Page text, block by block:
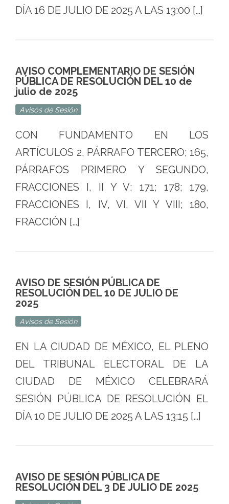
DÍA 16 DE JULIO DE 2025 A LAS 13:00 […]
AVISO COMPLEMENTARIO DE SESIÓN
PÚBLICA DE RESOLUCIÓN DEL 10 de
julio de 2025
Avisos de Sesión
CON FUNDAMENTO EN LOS
ARTÍCULOS 2, PÁRRAFO TERCERO; 165,
PÁRRAFOS PRIMERO Y SEGUNDO,
FRACCIONES I, II Y V; 171; 178; 179,
FRACCIONES I, IV, VI, VII Y VIII; 180,
FRACCIÓN […]
AVISO DE SESIÓN PÚBLICA DE
RESOLUCIÓN DEL 10 DE JULIO DE
2025
Avisos de Sesión
EN LA CIUDAD DE MÉXICO, EL PLENO
DEL TRIBUNAL ELECTORAL DE LA
CIUDAD DE MÉXICO CELEBRARÁ
SESIÓN PÚBLICA DE RESOLUCIÓN EL
DÍA 10 DE JULIO DE 2025 A LAS 13:15 […]
AVISO DE SESIÓN PÚBLICA DE
RESOLUCIÓN DEL 3 DE JULIO DE 2025